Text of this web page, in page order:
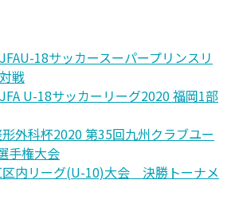
18サッカースーパープリンスリ
戦
U-18サッカーリーグ2020 福岡1部
形外科杯2020 第35回九州クラブユー
手権大会
区内リーグ(U-10)大会 決勝トーナメ